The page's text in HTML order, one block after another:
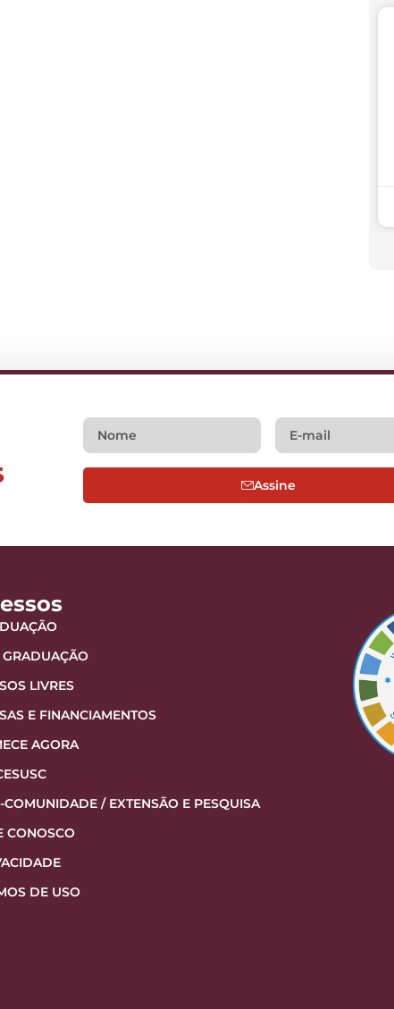
Assine
GRADUAÇÃO
LIVRES
E FINANCIAMENTOS
AGORA
COMUNIDADE / EXTENSÃO E PESQUISA
CONOSCO
DE USO